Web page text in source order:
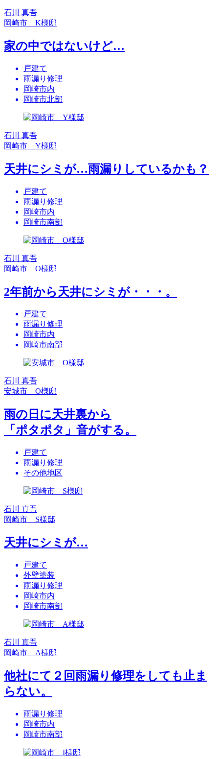
石川 真吾
岡崎市 K様邸
家の中ではないけど…
戸建て
雨漏り修理
岡崎市内
岡崎市北部
石川 真吾
岡崎市 Y様邸
天井にシミが…雨漏りしているかも？
戸建て
雨漏り修理
岡崎市内
岡崎市南部
石川 真吾
岡崎市 O様邸
2年前から天井にシミが・・・。
戸建て
雨漏り修理
岡崎市内
岡崎市南部
石川 真吾
安城市 O様邸
雨の日に天井裏から
「ポタポタ」音がする。
戸建て
雨漏り修理
その他地区
石川 真吾
岡崎市 S様邸
天井にシミが…
戸建て
外壁塗装
雨漏り修理
岡崎市内
岡崎市南部
石川 真吾
岡崎市 A様邸
他社にて２回雨漏り修理をしても止ま
らない。
雨漏り修理
岡崎市内
岡崎市南部